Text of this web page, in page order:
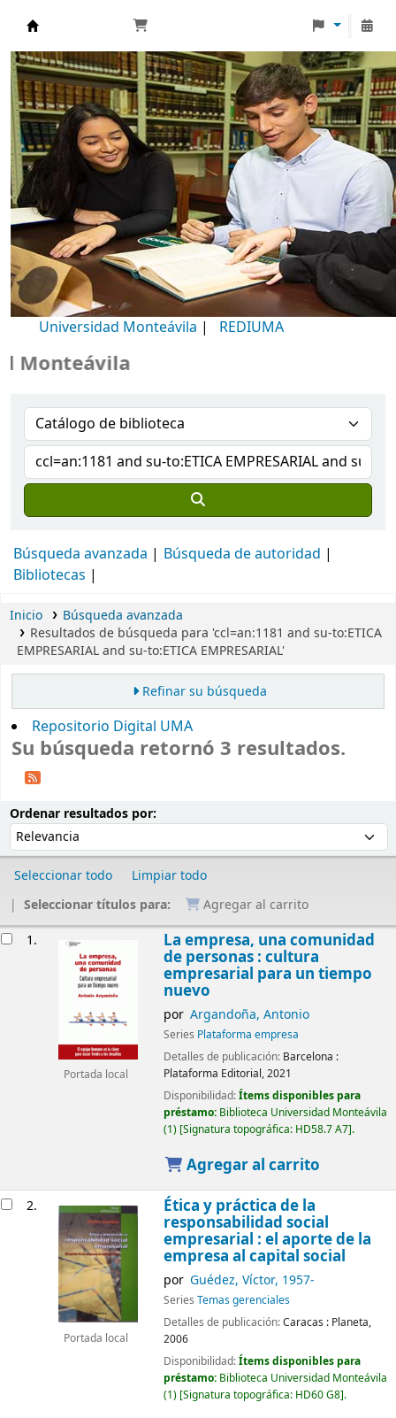
Biblioteca Universidad Monteávila
Universidad Monteávila | REDIUMA
Búsqueda avanzada
Búsqueda de autoridad
Bibliotecas
Inicio
Búsqueda avanzada
Resultados de búsqueda para 'ccl=an:1181 and su-to:ETICA
EMPRESARIAL and su-to:ETICA EMPRESARIAL'
Refinar su búsqueda
Repositorio Digital UMA
Su búsqueda retornó 3 resultados.
Ordenar resultados por:
Seleccionar todo
Limpiar todo
Seleccionar títulos para:
Agregar al carrito
1.
Portada local
La empresa, una comunidad
de personas : cultura
empresarial para un tiempo
nuevo
por Argandoña, Antonio
Series Plataforma empresa
Detalles de publicación: Barcelona :
Plataforma Editorial,2021
Disponibilidad:Ítems disponibles para
préstamo: Biblioteca Universidad Monteávila
(1) Signatura topográfica: HD58.7 A7 .
Agregar al carrito
2.
Portada local
Ética y práctica de la
responsabilidad social
empresarial : el aporte de la
empresa al capital social
por Guédez, Víctor, 1957-
Series Temas gerenciales
Detalles de publicación:Caracas : Planeta,
2006
Disponibilidad:Ítems disponibles para
préstamo: Biblioteca Universidad Monteávila
(1) Signatura topográfica: HD60 G8 .